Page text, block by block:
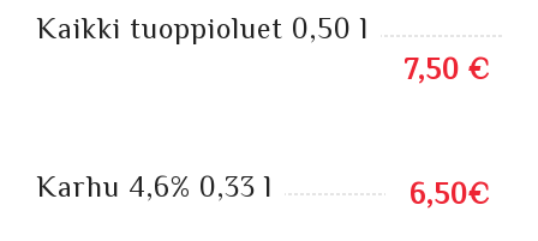
Kaikki tuoppioluet 0,50 l
7,50 €
Karhu 4,6% 0,33 l 6,50€